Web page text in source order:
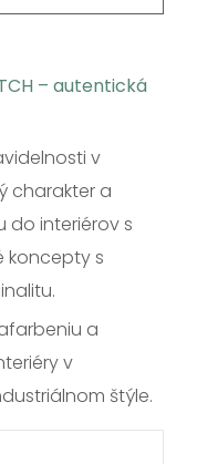
– autentická
v
charakter a
do interiérov s
koncepty s
a
v
štýle.